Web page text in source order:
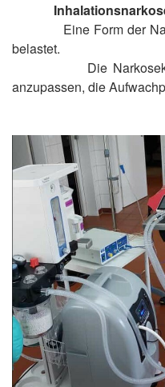
Eine Form der
belastet.
Die
anzupassen, die